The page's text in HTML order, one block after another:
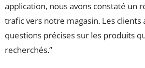
application, nous avons constaté un
trafic vers notre magasin. Les clients
questions précises sur les produits
recherchés.”